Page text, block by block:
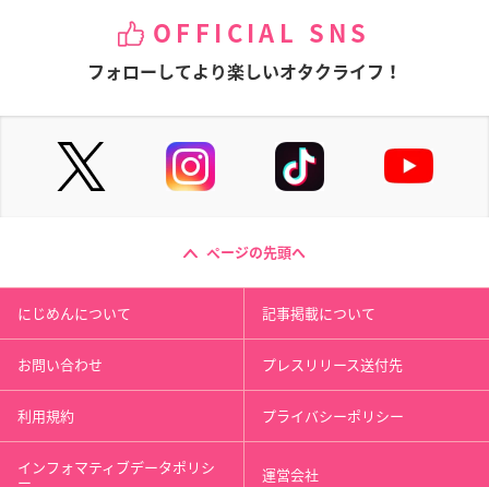
OFFICIAL SNS
フォローしてより楽しいオタクライフ！
ページの先頭へ
にじめんについて 記事掲載について
お問い合わせ プレスリリース送付先
利用規約 プライバシーポリシー
インフォマティブデータポリシ
ー 運営会社